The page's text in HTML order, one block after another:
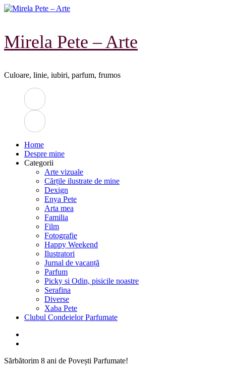
Sari
Mirela Pete – Arte
Culoare, linie, iubiri, parfum, frumos
Home
Despre mine
Categorii
Arte vizuale
Cărțile ilustrate de mine
Dexign
Enya Pete
Arta mea
Familia
Film
Fotografie
Happy Weekend
Ilustratori
Jurnal de vacanță
Parfum
Picky si Odin, pisicile noastre
Serafina
Diverse
Xaba Pete
Clubul Condeielor Parfumate
Sărbătorim 8 ani de Povești Parfumate!